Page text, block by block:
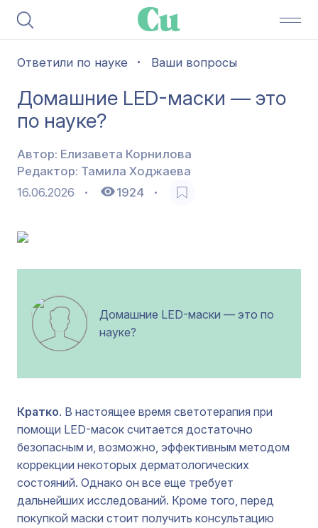
Ответили по науке Ваши вопросы
Домашние LED-маски — это
по науке?
Автор: Елизавета Корнилова
Редактор: Тамила Ходжаева
16.06.2026
1924
Домашние LED-маски — это по
науке?
Кратко. В настоящее время светотерапия при
помощи LED-масок считается достаточно
безопасным и, возможно, эффективным методом
коррекции некоторых дерматологических
состояний. Однако он все еще требует
дальнейших исследований. Кроме того, перед
покупкой маски стоит получить консультацию